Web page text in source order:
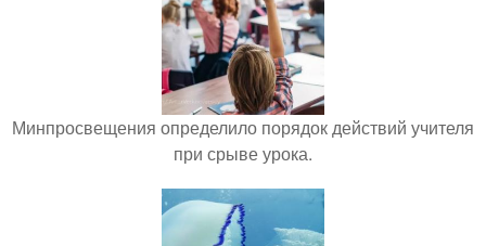
Минпросвещения определило порядок действий учителя
при срыве урока.